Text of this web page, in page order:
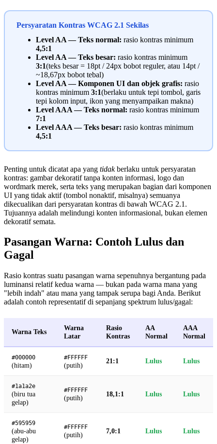
Persyaratan Kontras WCAG 2.1 Sekilas
Level AA — Teks normal: rasio kontras minimum
4,5:1
Level AA — Teks besar: rasio kontras minimum
3:1(teks besar = 18pt / 24px bobot reguler, atau 14pt /
~18,67px bobot tebal)
Level AA — Komponen UI dan objek grafis: rasio
kontras minimum 3:1(berlaku untuk tepi tombol, garis
tepi kolom input, ikon yang menyampaikan makna)
Level AAA — Teks normal: rasio kontras minimum
7:1
Level AAA — Teks besar: rasio kontras minimum
4,5:1
Penting untuk dicatat apa yang tidakberlaku untuk persyaratan
kontras: gambar dekoratif tanpa konten informasi, logo dan
wordmark merek, serta teks yang merupakan bagian dari komponen
UI yang tidak aktif (tombol nonaktif, misalnya) semuanya
dikecualikan dari persyaratan kontras di bawah WCAG 2.1.
Tujuannya adalah melindungi konten informasional, bukan elemen
dekoratif semata.
Pasangan Warna: Contoh Lulus dan
Gagal
Rasio kontras suatu pasangan warna sepenuhnya bergantung pada
luminansi relatif kedua warna — bukan pada warna mana yang
"lebih indah" atau mana yang tampak serupa bagi Anda. Berikut
adalah contoh representatif di sepanjang spektrum lulus/gagal:
Warna Teks
Warna
Latar
Rasio
Kontras
AA
Normal
AAA
Normal
#000000
(hitam)
#FFFFFF
(putih)
21:1 Lulus Lulus
#1a1a2e
(biru tua
gelap)
#FFFFFF
(putih) 18,1:1 Lulus Lulus
#595959
(abu-abu
gelap)
#FFFFFF
(putih) 7,0:1 Lulus Lulus